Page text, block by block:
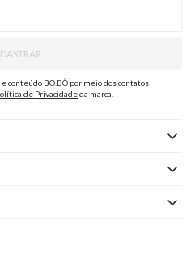
conteúdo BO.BÔ por meio dos contatos
de Privacidadeda marca.